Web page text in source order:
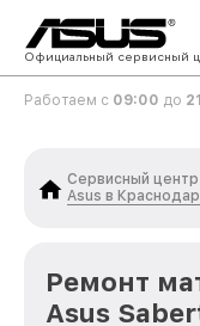
Официальный сервисный
Работаем с 09:00 до
Сервисный центр
Asus в
Ремонт
Asus